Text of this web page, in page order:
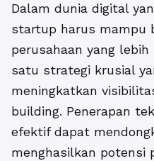
Dalam dunia digital
startup harus mampu
perusahaan yang
satu strategi krusial
meningkatkan
building. Penerapan
efektif dapat
menghasilkan potensi